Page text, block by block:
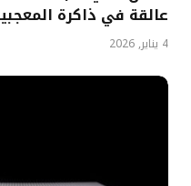
عالقة في ذاكرة
4 يناير, 2026